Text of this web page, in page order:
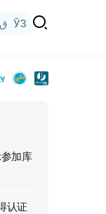
ЎЗ
加库
认证